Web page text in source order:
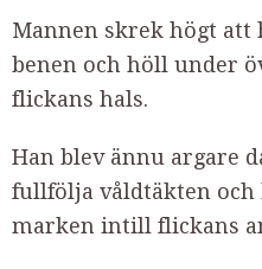
Mannen skrek högt att
benen och höll under
flickans hals.
Han blev ännu argare
fullfölja våldtäkten och
marken intill flickans